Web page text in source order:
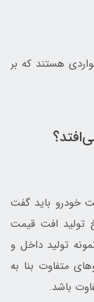
هستند که بر
خودرو باید گفت
تولید افت قیمت
تولید داخل و
متفاوت بنا به
باشد.